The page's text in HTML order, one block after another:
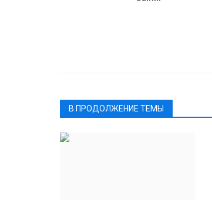
В ПРОДОЛЖЕНИЕ ТЕМЫ